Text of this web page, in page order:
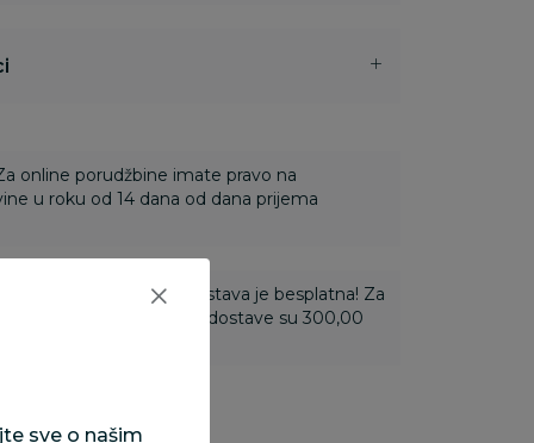
online porudžbine imate pravo na
u roku od 14 dana od dana prijema
3.500,00 rsd i više dostava je besplatna! Za
3.499,99 rsd troškovi dostave su 300,00
sve o našim